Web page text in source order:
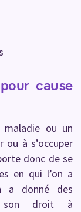
cause
maladie ou un
à s’occuper
donc de se
en qui l’on a
a donné des
son droit à